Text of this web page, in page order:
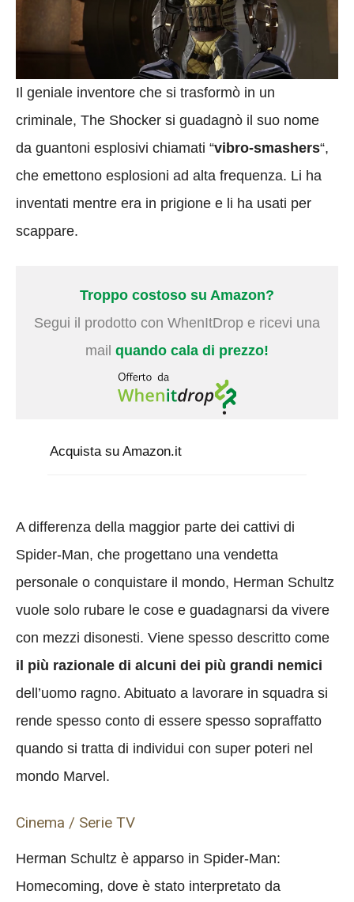
Il geniale inventore che si trasformò in un
criminale, The Shocker si guadagnò il suo nome
da guantoni esplosivi chiamati “vibro-smashers“,
che emettono esplosioni ad alta frequenza. Li ha
inventati mentre era in prigione e li ha usati per
scappare.
Troppo costoso su Amazon?
Segui il prodotto con WhenItDrop e ricevi una
mail quando cala di prezzo!
Acquista su Amazon.it
A differenza della maggior parte dei cattivi di
Spider-Man, che progettano una vendetta
personale o conquistare il mondo, Herman Schultz
vuole solo rubare le cose e guadagnarsi da vivere
con mezzi disonesti. Viene spesso descritto come
il più razionale di alcuni dei più grandi nemici
dell’uomo ragno. Abituato a lavorare in squadra si
rende spesso conto di essere spesso sopraffatto
quando si tratta di individui con super poteri nel
mondo Marvel.
Cinema / Serie TV
Herman Schultz è apparso in Spider-Man:
Homecoming, dove è stato interpretato da